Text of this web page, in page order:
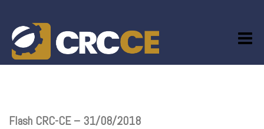
content
Flash CRC-CE – 31/08/2018